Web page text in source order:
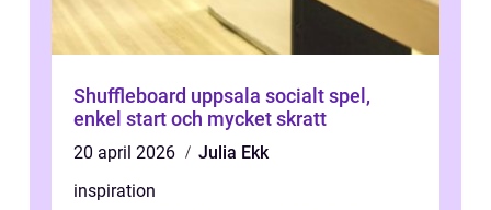
Shuffleboard uppsala socialt spel,
enkel start och mycket skratt
20 april 2026
Julia Ekk
inspiration